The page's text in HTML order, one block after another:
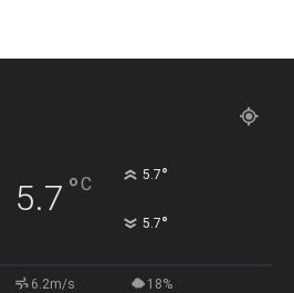
5.7 °C 5.7°
5.7°
6.2m/s 18%